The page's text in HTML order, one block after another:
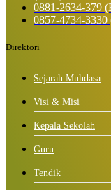
0881-2634-379
0857-4734-3330
Direktori
Sejarah Muhdasa
Visi & Misi
Kepala Sekolah
Guru
Tendik